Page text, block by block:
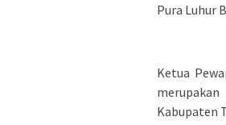
Pura Luhur
Ketua
Kabupaten